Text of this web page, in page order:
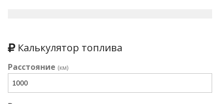
Калькулятор топлива
Расстояние (км)